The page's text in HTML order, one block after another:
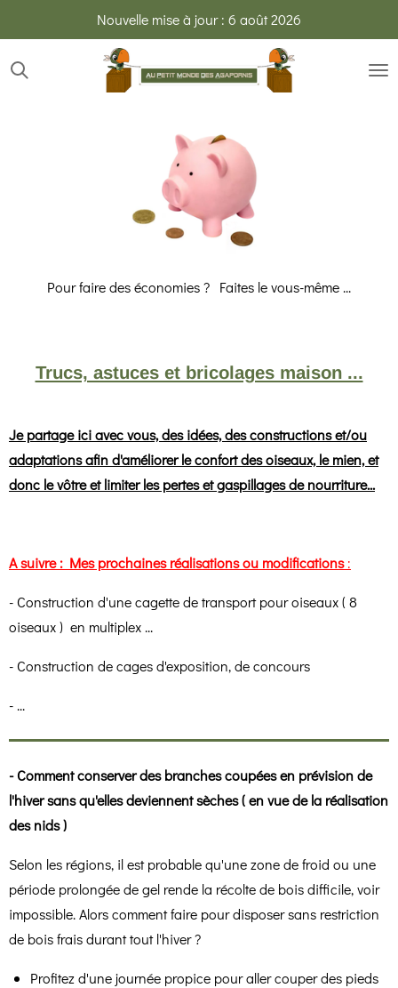
contenu
Nouvelle mise à jour : 6 août 2026
Pour faire des économies ? Faites le vous-même ...
Trucs, astuces et bricolages maison ...
Je partage ici avec vous, des idées, des constructions et/ou
adaptations afin d'améliorer le confort des oiseaux, le mien, et
donc le vôtre et limiter les pertes et gaspillages de nourriture...
A suivre : Mes prochaines réalisations ou modifications:
- Construction d'une cagette de transport pour oiseaux ( 8
oiseaux ) en multiplex ...
- Construction de cages d'exposition, de concours
- ...
- Comment conserver des branches coupées en prévision de
l'hiver sans qu'elles deviennent sèches ( en vue de la réalisation
des nids )
Selon les régions, il est probable qu'une zone de froid ou une
période prolongée de gel rende la récolte de bois difficile, voir
impossible. Alors comment faire pour disposer sans restriction
de bois frais durant tout l'hiver ?
Profitez d'une journée propice pour aller couper des pieds